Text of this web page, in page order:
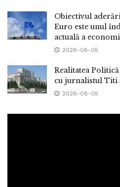
Obiectivul
Euro este unul
actuală a
2026-08-05
Realitatea
cu jurnalistul Titi
2026-08-05